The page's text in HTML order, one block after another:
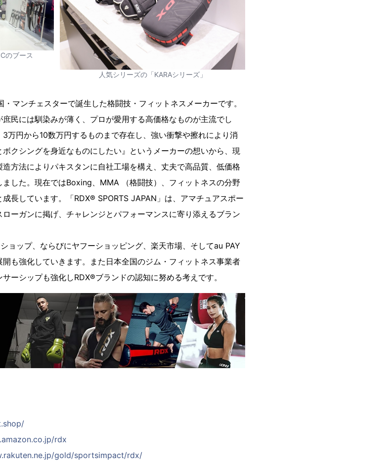
のブース
人気シリーズの「KARAシリーズ」
・マンチェスターで誕生した格闘技・フィットネスメーカーです。
民には馴染みが薄く、プロが愛用する高価格なものが主流でし
万円から10数万円するものまで存在し、強い衝撃や擦れにより消
クシングを身近なものにしたい』というメーカーの想いから、現
方法によりパキスタンに自社工場を構え、丈夫で高品質、低価格
した。現在ではBoxing、MMA （格闘技）、フィットネスの分野
長しています。「RDX® SPORTS JAPAN」は、アマチュアスポー
ーガンに掲げ、チャレンジとパフォーマンスに寄り添えるブラン
ョップ、ならびにヤフーショッピング、楽天市場、そしてau PAY
も強化していきます。また日本全国のジム・フィットネス事業者
ーシップも強化しRDX®ブランドの認知に努める考えです。
rdx
gold/sportsimpact/rdx/